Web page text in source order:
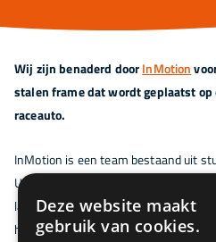
Wij zijn benaderd doorInMotion
stalen frame dat wordt geplaatst
raceauto.
InMotion is een team bestaand uit
Universiteit Eindhoven. Het team
lange tijdsduur voor het opladen van
het ontwikkelen van snel-laad
Deze website maakt
gebruik van cookies.